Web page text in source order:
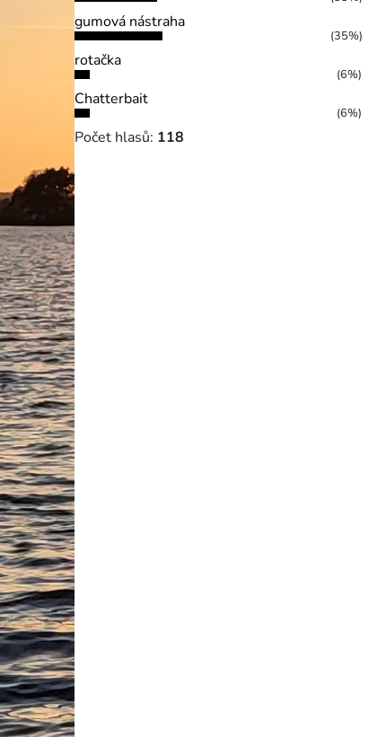
gumová nástraha
(35%)
rotačka
(6%)
Chatterbait
(6%)
Počet hlasů: 118